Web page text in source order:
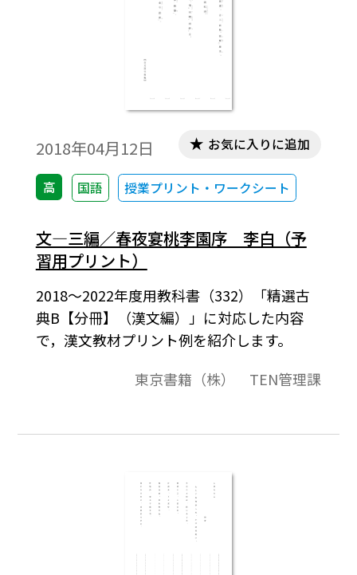
2018年04月12日
高 国語 授業プリント・ワークシート
お気に入りに追加
文―三編／春夜宴桃李園序 李白（予
習用プリント）
2018～2022年度用教科書（332）「精選古
典B【分冊】（漢文編）」に対応した内容
で，漢文教材プリント例を紹介します。
東京書籍（株） TEN管理課